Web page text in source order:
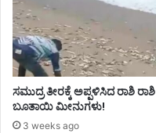
ಸಮುದ್ರ ತೀರಕ್ಕೆ ಅಪ್ಪಳಿಸಿದ ರಾಶಿ ರಾಶಿ
ಬೂತಾಯಿ ಮೀನುಗಳು!
3 weeks ago